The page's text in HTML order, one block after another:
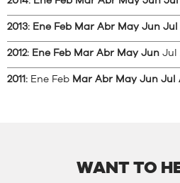
2013: Ene Feb Mar Abr May Jun Jul
2012: Ene Feb Mar Abr May Jun Jul
2011: Ene Feb Mar Abr May Jun Jul
WANT TO